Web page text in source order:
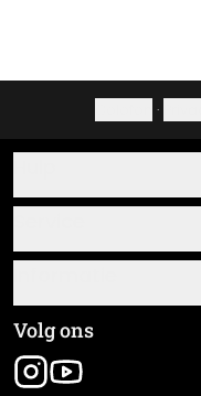
·
Over ons
Plak- en
Materiaaloverzicht
Nieuwsbrief
Algemene
Colofon
Volg ons